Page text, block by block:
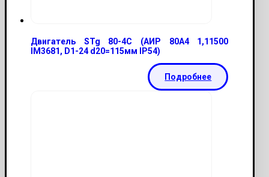
Двигатель STg 80-4С (АИР 80А4 1,11500
IМ3681, D1-24 d20=115мм IP54)
Подробнее